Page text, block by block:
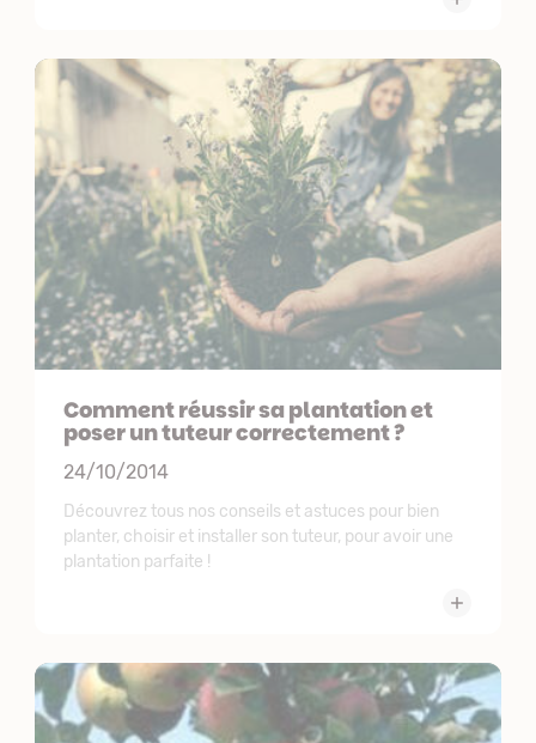
Comment réussir sa plantation et
poser un tuteur correctement ?
24/10/2014
Découvrez tous nos conseils et astuces pour bien
planter, choisir et installer son tuteur, pour avoir une
plantation parfaite !